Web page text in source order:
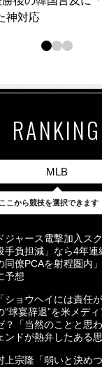
神対応
RANKING
MLB
最新 24時間
ドジャース電撃加入ス
手負担減」なら4年
同僚PCAを射程圏内
予想
「ショウヘイには責任
“球宴辞退”を米メデ
？「当然のことと思
ンドが熱弁したある
上宗隆「弱いと決め
ここから競技を選択できます